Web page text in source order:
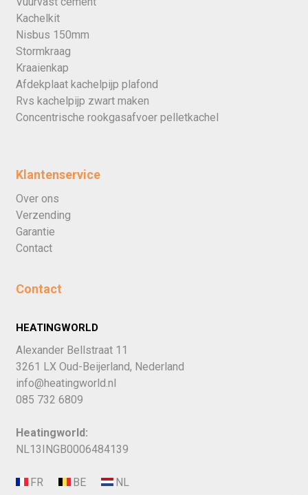
Kachelkit
Nisbus 150mm
Stormkraag
Kraaienkap
Afdekplaat kachelpijp plafond
Rvs kachelpijp zwart maken
Concentrische rookgasafvoer pelletkachel
Klantenservice
Over ons
Verzending
Garantie
Contact
Contact
HEATINGWORLD
Alexander Bellstraat 11
3261 LX Oud-Beijerland, Nederland
info@heatingworld.nl
085 732 6809
Heatingworld:
NL13INGB0006484139